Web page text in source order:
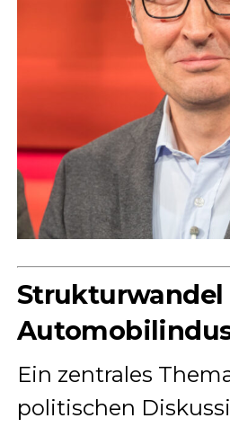
Strukturwandel
Ein zentrales
politischen